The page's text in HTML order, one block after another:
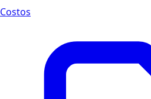
Costos